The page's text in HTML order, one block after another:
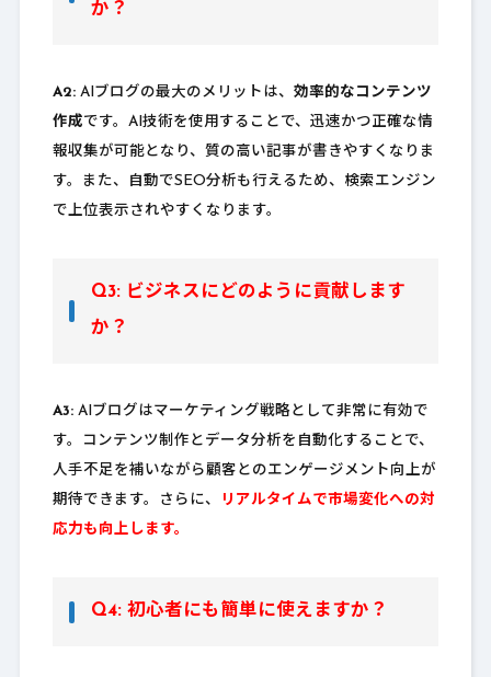
か？
A2:AIブログの最大のメリットは、 効率的なコンテンツ
作成 です。AI技術を使用することで、迅速かつ正確な情
報収集が可能となり、質の高い記事が書きやすくなりま
す。また、自動でSEO分析も行えるため、検索エンジン
で上位表示されやすくなります。
Q3: ビジネスにどのように貢献します
か？
A3:AIブログはマーケティング戦略として非常に有効で
す。コンテンツ制作とデータ分析を自動化することで、
人手不足を補いながら顧客とのエンゲージメント向上が
期待できます。さらに、 リアルタイムで市場変化への対
応力も向上します。
Q4: 初心者にも簡単に使えますか？